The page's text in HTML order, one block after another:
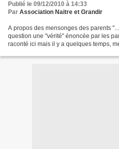
Publié le 09/12/2010 à 14:33
Par Association Naitre et Grandir
A propos des mensonges des parents
question une "vérité" énoncée par les
raconté ici mais il y a quelques temps,